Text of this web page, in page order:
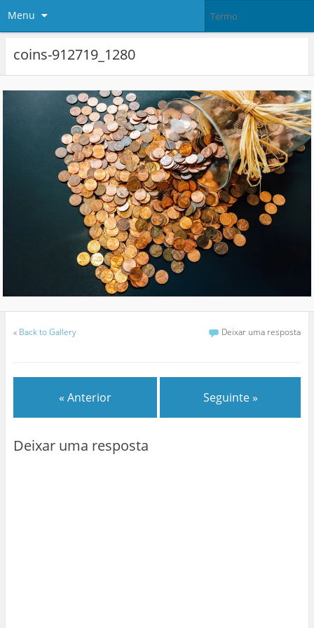
Menu
coins-912719_1280
« Back to Gallery Deixar uma resposta
« Anterior Seguinte »
Deixar uma resposta